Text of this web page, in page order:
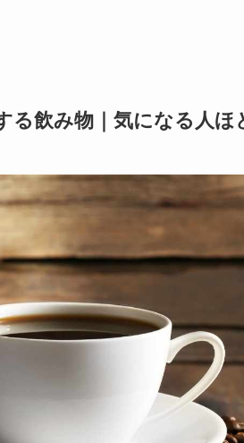
る飲み物｜気になる人ほ